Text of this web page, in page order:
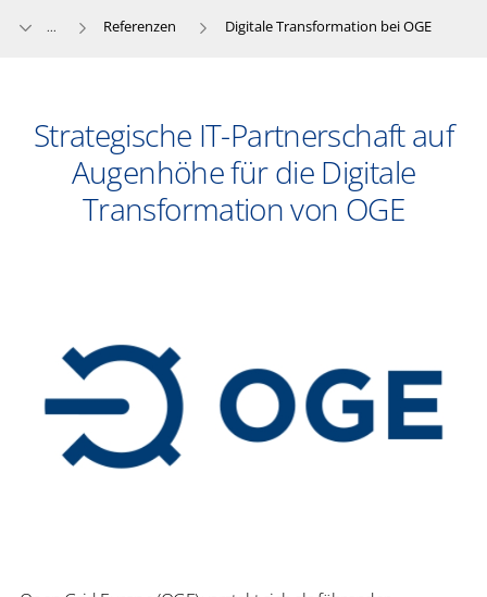
... Referenzen Digitale Transformation bei OGE
​​Strategische IT-Partnerschaft auf
Augenhöhe für die Digitale
Transformation von OGE​